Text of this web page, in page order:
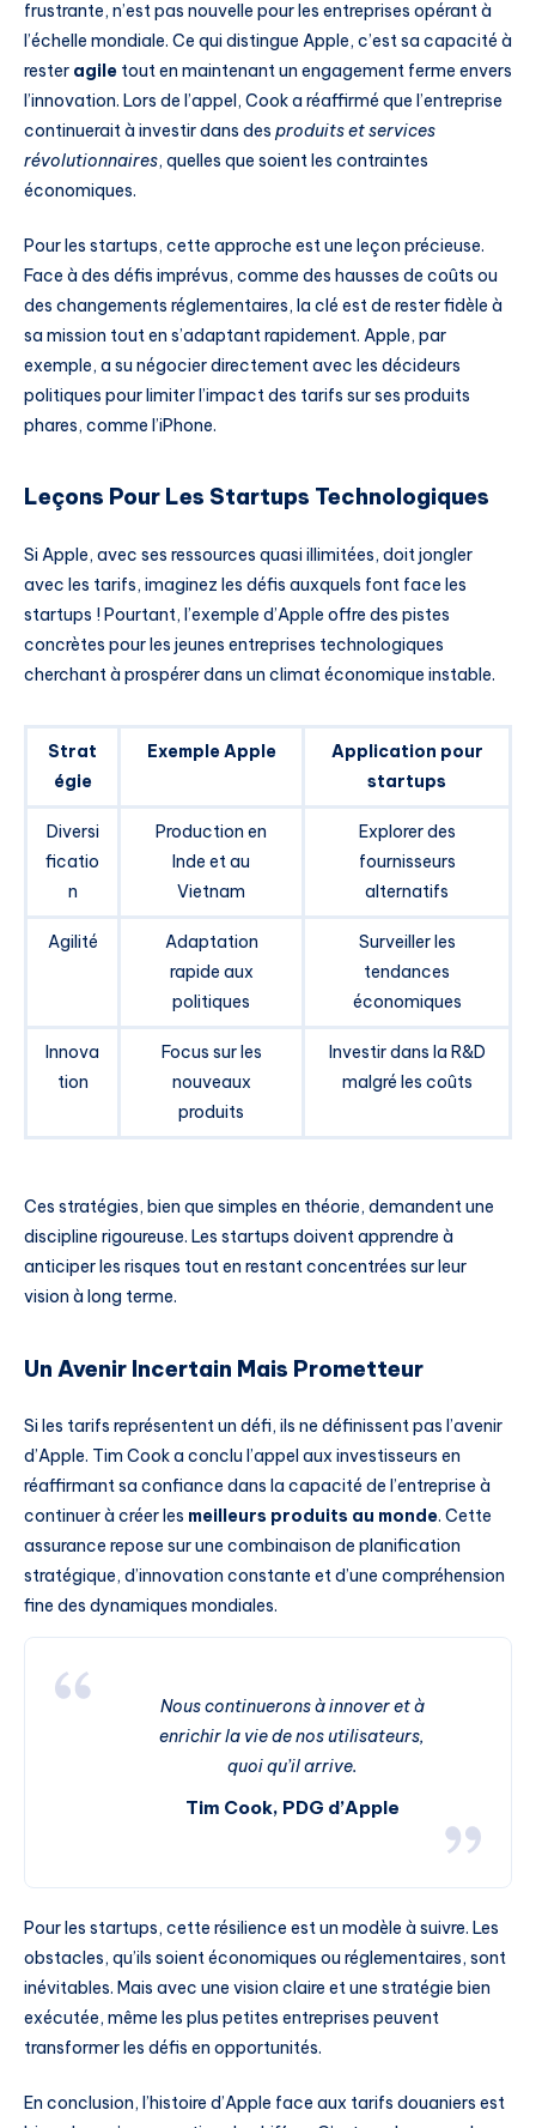
frustrante, n’est pas nouvelle pour les entreprises opérant à
l’échelle mondiale. Ce qui distingue Apple, c’est sa capacité à
rester agile tout en maintenant un engagement ferme envers
l’innovation. Lors de l’appel, Cook a réaffirmé que l’entreprise
continuerait à investir dans des produits et services
révolutionnaires, quelles que soient les contraintes
économiques.
Pour les startups, cette approche est une leçon précieuse.
Face à des défis imprévus, comme des hausses de coûts ou
des changements réglementaires, la clé est de rester fidèle à
sa mission tout en s’adaptant rapidement. Apple, par
exemple, a su négocier directement avec les décideurs
politiques pour limiter l’impact des tarifs sur ses produits
phares, comme l’iPhone.
Leçons Pour Les Startups Technologiques
Si Apple, avec ses ressources quasi illimitées, doit jongler
avec les tarifs, imaginez les défis auxquels font face les
startups ! Pourtant, l’exemple d’Apple offre des pistes
concrètes pour les jeunes entreprises technologiques
cherchant à prospérer dans un climat économique instable.
Strat
égie
Exemple Apple
Application pour
startups
Diversi
ficatio
n
Production en
Inde et au
Vietnam
Explorer des
fournisseurs
alternatifs
Agilité
Adaptation
rapide aux
politiques
Surveiller les
tendances
économiques
Innova
tion
Focus sur les
nouveaux
produits
Investir dans la R&D
malgré les coûts
Ces stratégies, bien que simples en théorie, demandent une
discipline rigoureuse. Les startups doivent apprendre à
anticiper les risques tout en restant concentrées sur leur
vision à long terme.
Un Avenir Incertain Mais Prometteur
Si les tarifs représentent un défi, ils ne définissent pas l’avenir
d’Apple. Tim Cook a conclu l’appel aux investisseurs en
réaffirmant sa confiance dans la capacité de l’entreprise à
continuer à créer les meilleurs produits au monde. Cette
assurance repose sur une combinaison de planification
stratégique, d’innovation constante et d’une compréhension
fine des dynamiques mondiales.
Nous continuerons à innover et à
enrichir la vie de nos utilisateurs,
quoi qu’il arrive.
Tim Cook, PDG d’Apple
Pour les startups, cette résilience est un modèle à suivre. Les
obstacles, qu’ils soient économiques ou réglementaires, sont
inévitables. Mais avec une vision claire et une stratégie bien
exécutée, même les plus petites entreprises peuvent
transformer les défis en opportunités.
En conclusion, l’histoire d’Apple face aux tarifs douaniers est